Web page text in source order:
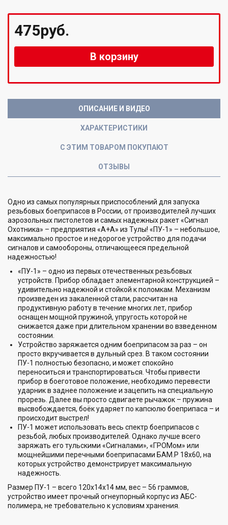
475руб.
В корзину
ОПИСАНИЕ И ВИДЕО
ХАРАКТЕРИСТИКИ
С ЭТИМ ТОВАРОМ ПОКУПАЮТ
ОТЗЫВЫ
Одно из самых популярных приспособлений для запуска
резьбовых боеприпасов в России, от производителей лучших
аэрозольных пистолетов и самых надежных ракет «Сигнал
Охотника» – предприятия «А+А» из Тулы! «ПУ-1» – небольшое,
максимально простое и недорогое устройство для подачи
сигналов и самообороны, отличающееся предельной
надежностью!
«ПУ-1» – одно из первых отечественных резьбовых
устройств. Прибор обладает элементарной конструкцией –
удивительно надежной и стойкой к поломкам. Механизм
произведен из закаленной стали, рассчитан на
продуктивную работу в течение многих лет, прибор
оснащен мощной пружиной, упругость которой не
снижается даже при длительном хранении во взведенном
состоянии.
Устройство заряжается одним боеприпасом за раз – он
просто вкручивается в дульный срез. В таком состоянии
ПУ-1 полностью безопасно, и может спокойно
переноситься и транспортироваться. Чтобы привести
прибор в боеготовое положение, необходимо перевести
ударник в заднее положение и зацепить на специальную
прорезь. Далее вы просто сдвигаете рычажок – пружина
высвобождается, боёк ударяет по капсюлю боеприпаса – и
происходит выстрел!
ПУ-1 может использовать весь спектр боеприпасов с
резьбой, любых производителей. Однако лучше всего
заряжать его тульскими «Сигналами», «ГРОМом» или
мощнейшими перечными боеприпасами БАМ.Р 18х60, на
которых устройство демонстрирует максимальную
надежность.
Размер ПУ-1 – всего 120х14х14 мм, вес – 56 граммов,
устройство имеет прочный огнеупорный корпус из АБС-
полимера, не требовательно к условиям хранения.